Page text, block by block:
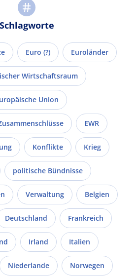
Schlagworte
Euro (?) Euroländer
Wirtschaftsraum
Union
EWR
Konflikte Krieg
politische Bündnisse
Verwaltung Belgien
Deutschland Frankreich
Irland Italien
Niederlande Norwegen